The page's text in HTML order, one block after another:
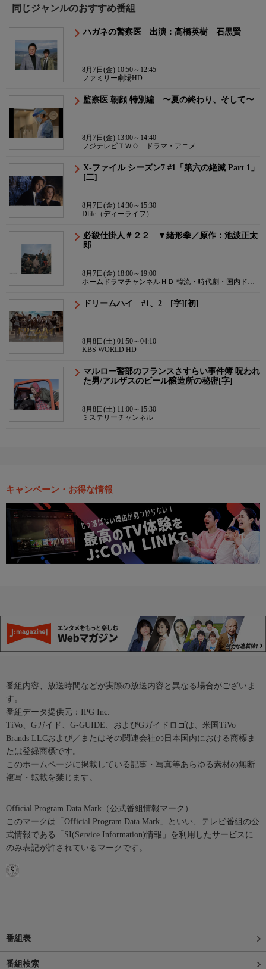
同じジャンルのおすすめ番組
ハガネの警察医 出演：高橋英樹 石黒賢
8月7日(金) 10:50～12:45
ファミリー劇場HD
監察医 朝顔 特別編 〜夏の終わり、そして〜
8月7日(金) 13:00～14:40
フジテレビＴＷＯ ドラマ・アニメ
X-ファイル シーズン7 #1「第六の絶滅 Part 1」
[二]
8月7日(金) 14:30～15:30
Dlife（ディーライフ）
必殺仕掛人＃２２ ▼緒形拳／原作：池波正太
郎
8月7日(金) 18:00～19:00
ホームドラマチャンネルＨＤ 韓流・時代劇・国内ドラ
ドリームハイ #1、2 [字][初]
8月8日(土) 01:50～04:10
KBS WORLD HD
マルロー警部のフランスさすらい事件簿 呪われ
た男/アルザスのビール醸造所の秘密[字]
8月8日(土) 11:00～15:30
ミステリーチャンネル
キャンペーン・お得な情報
番組内容、放送時間などが実際の放送内容と異なる場合がございま
す。
番組データ提供元：IPG Inc.
TiVo、Gガイド、G-GUIDE、およびGガイドロゴは、米国TiVo
Brands LLCおよび／またはその関連会社の日本国内における商標ま
たは登録商標です。
このホームページに掲載している記事・写真等あらゆる素材の無断
複写・転載を禁じます。
Official Program Data Mark（公式番組情報マーク）
このマークは「Official Program Data Mark」といい、テレビ番組の公
式情報である「SI(Service Information)情報」を利用したサービスに
のみ表記が許されているマークです。
番組表
番組検索